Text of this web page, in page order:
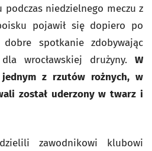
podczas niedzielnego meczu z
pojawił się dopiero po
spotkanie zdobywając
wrocławskiej drużyny. W
jednym z rzutów rożnych, w
został uderzony w twarz i
zawodnikowi klubowi